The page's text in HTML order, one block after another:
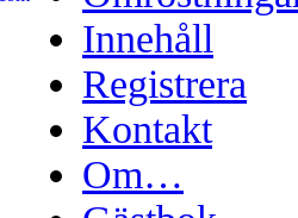
Innehåll
Registrera
Kontakt
Om…